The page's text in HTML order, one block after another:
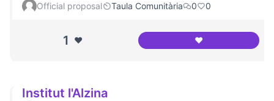
Official proposal Taula Comunitària 0 0
1 ❤️ ❤️Fundació Intered
Institut l'Alzina